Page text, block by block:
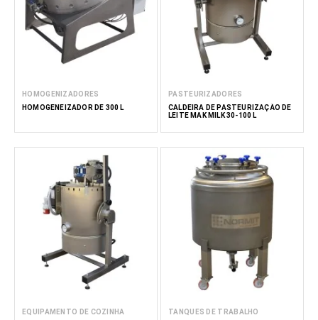
HOMOGENIZADORES
HOMOGENEIZADOR DE 300 L
PASTEURIZADORES
CALDEIRA DE PASTEURIZAÇÃO DE
LEITE MAK MILK 30-100 L
EQUIPAMENTO DE COZINHA
TANQUES DE TRABALHO